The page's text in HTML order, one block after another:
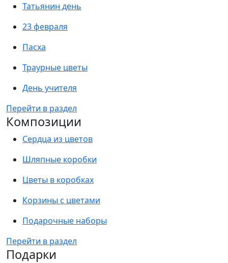
Татьянин день
23 февраля
Пасха
Траурные цветы
День учителя
Перейти в раздел
Композиции
Сердца из цветов
Шляпные коробки
Цветы в коробках
Корзины с цветами
Подарочные наборы
Перейти в раздел
Подарки